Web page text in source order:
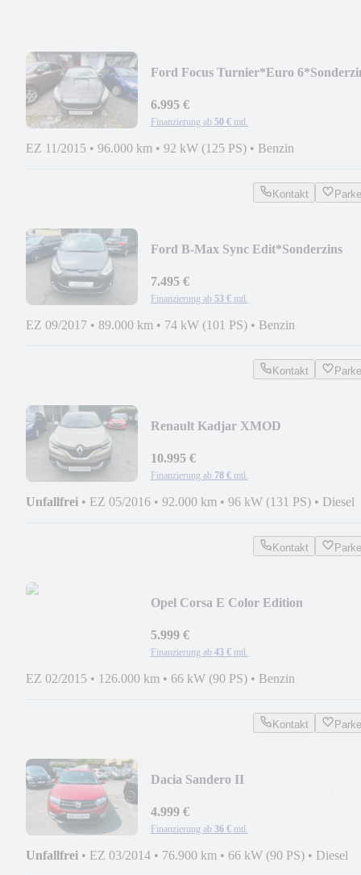
Ford Focus Turnier*Euro
6.995 €
Finanzierung ab 50 € mtl.
EZ 11/2015 • 96.000 km • 92 kW (125 PS) • Benzin
Kontakt
Ford B-Max Sync Edit*Sonderzins
7.495 €
Finanzierung ab 53 € mtl.
EZ 09/2017 • 89.000 km • 74 kW (101 PS) • Benzin
Kontakt
Renault Kadjar XMOD
10.995 €
Finanzierung ab 78 € mtl.
Unfallfrei • EZ 05/2016 • 92.000 km • 96 kW (131 PS) • Diesel
Kontakt
Opel Corsa E Color Edition
5.999 €
Finanzierung ab 43 € mtl.
EZ 02/2015 • 126.000 km • 66 kW (90 PS) • Benzin
Kontakt
Dacia Sandero II
4.999 €
Finanzierung ab 36 € mtl.
Unfallfrei • EZ 03/2014 • 76.900 km • 66 kW (90 PS) • Diesel